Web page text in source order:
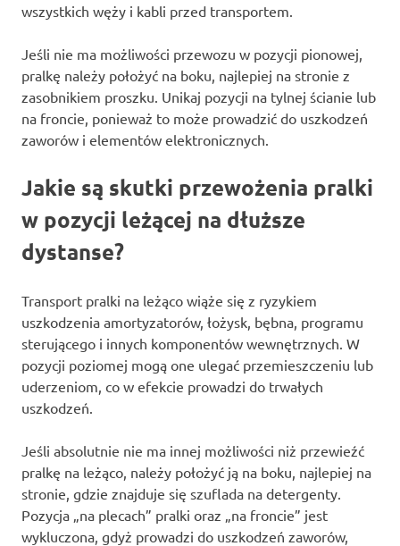
wszystkich węży i kabli przed transportem.
Jeśli nie ma możliwości przewozu w pozycji pionowej,
pralkę należy położyć na boku, najlepiej na stronie z
zasobnikiem proszku. Unikaj pozycji na tylnej ścianie lub
na froncie, ponieważ to może prowadzić do uszkodzeń
zaworów i elementów elektronicznych.
Jakie są skutki przewożenia pralki
w pozycji leżącej na dłuższe
dystanse?
Transport pralki na leżąco wiąże się z ryzykiem
uszkodzenia amortyzatorów, łożysk, bębna, programu
sterującego i innych komponentów wewnętrznych. W
pozycji poziomej mogą one ulegać przemieszczeniu lub
uderzeniom, co w efekcie prowadzi do trwałych
uszkodzeń.
Jeśli absolutnie nie ma innej możliwości niż przewieźć
pralkę na leżąco, należy położyć ją na boku, najlepiej na
stronie, gdzie znajduje się szuflada na detergenty.
Pozycja „na plecach” pralki oraz „na froncie” jest
wykluczona, gdyż prowadzi do uszkodzeń zaworów,